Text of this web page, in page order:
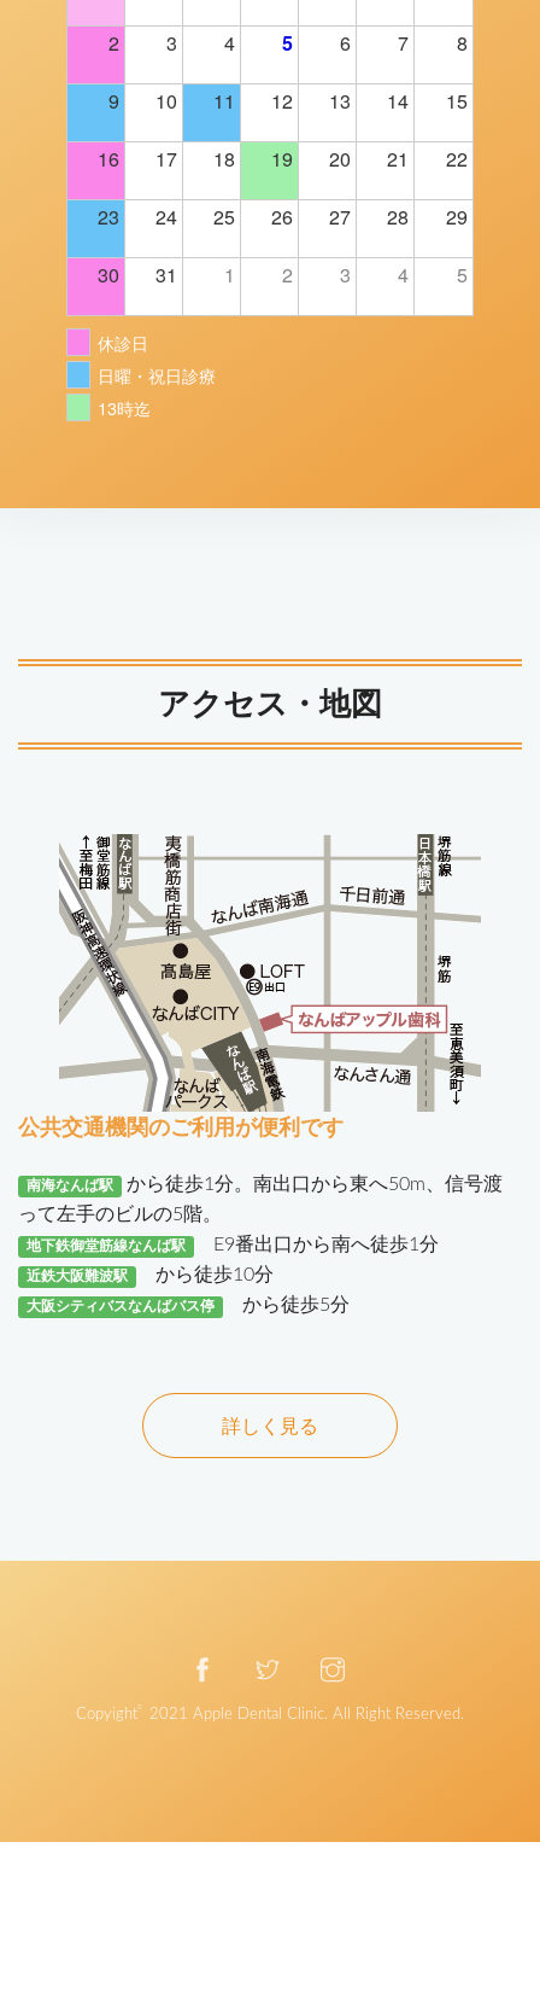
2 3 4 5 6 7 8
9 10 11 12 13 14 15
16 17 18 19 20 21 22
23 24 25 26 27 28 29
30 31 1 2 3 4 5
休診日
日曜・祝日診療
13時迄
アクセス・地図
公共交通機関のご利用が便利です
南海なんば駅
から徒歩1分。南出口から東へ50m、信号渡
って左手のビルの5階。
地下鉄御堂筋線なんば駅 E9番出口から南へ徒歩1分
近鉄大阪難波駅 から徒歩10分
大阪シティバスなんばバス停 から徒歩5分
詳しく見る
Copyight
©
2021 Apple Dental Clinic. All Right Reserved.